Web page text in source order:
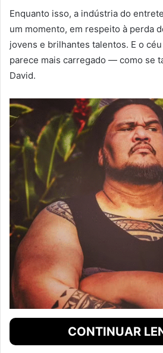
Enquanto isso, a indústria do
um momento, em respeito à perda
jovens e brilhantes talentos. E o
parece mais carregado — como se
David.
CONTINUAR